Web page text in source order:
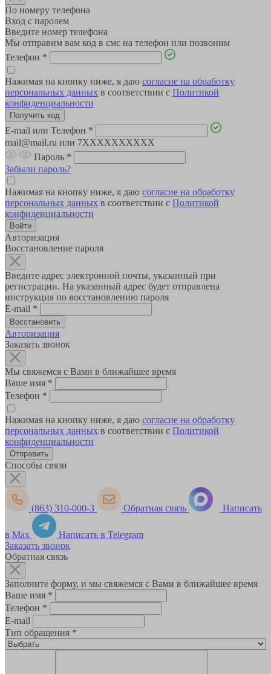
По номеру телефона
Вход с паролем
Введите номер телефона
Мы отправим вам код в смс на телефон или позвоним
Телефон *
Нажимая на кнопку ниже, я даю согласие на обработку
персональных данных в соответствии с Политикой
конфиденциальности
E-mail или Телефон *
mail@mail.ru или 7XXXXXXXXXX
Пароль *
Забыли пароль?
Нажимая на кнопку ниже, я даю согласие на обработку
персональных данных в соответствии с Политикой
конфиденциальности
Авторизация
Восстановление пароля
Введите адрес электронной почты, указанный при
регистрации. На указанный адрес будет отправлена
инструкция по восстановлению пароля
E-mail *
Авторизация
Заказать звонок
Мы свяжемся с Вами в ближайшее время
Ваше имя *
Телефон *
Нажимая на кнопку ниже, я даю согласие на обработку
персональных данных в соответствии с Политикой
конфиденциальности
Способы связи
(863) 310-000-3 Обратная связь Написать
в Max
Написать в Telegram
Заказать звонок
Обратная связь
Заполните форму, и мы свяжемся с Вами в ближайшее время
Ваше имя *
Телефон *
E-mail
Тип обращения *